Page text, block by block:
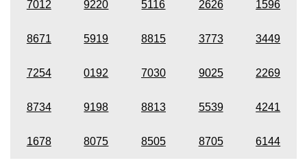
7012 9220 5116 2626 1596
8671 5919 8815 3773 3449
7254 0192 7030 9025 2269
8734 9198 8813 5539 4241
1678 8075 8505 8705 6144